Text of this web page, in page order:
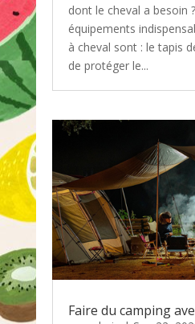
dont le cheval a besoin
équipements
à cheval sont : le tapis
de protéger le...
Faire du camping